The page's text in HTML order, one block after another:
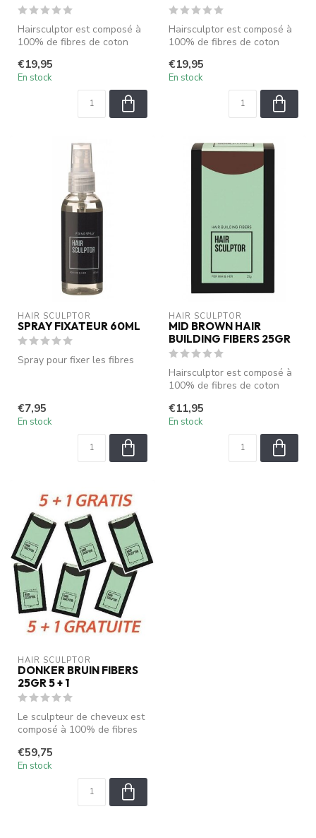
Hairsculptor est composé à
100% de fibres de coton
électrostati...
€19,95
En stock
Hairsculptor est composé à
100% de fibres de coton
électrostati...
€19,95
En stock
HAIR SCULPTOR
SPRAY FIXATEUR 60ML
Spray pour fixer les fibres
€7,95
En stock
HAIR SCULPTOR
MID BROWN HAIR
BUILDING FIBERS 25GR
Hairsculptor est composé à
100% de fibres de coton
électrostati...
€11,95
En stock
HAIR SCULPTOR
DONKER BRUIN FIBERS
25GR 5 + 1
Le sculpteur de cheveux est
composé à 100% de fibres
chargée...
€59,75
En stock